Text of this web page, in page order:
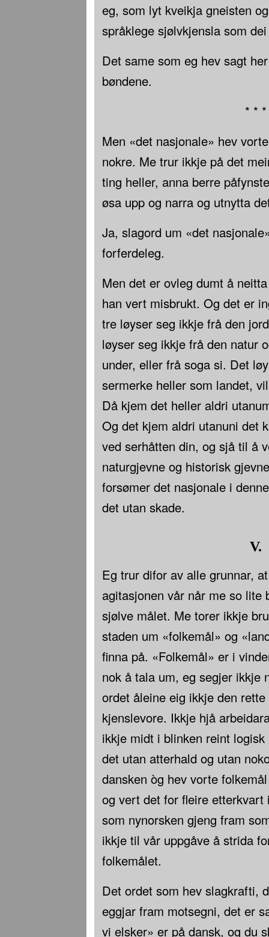
eg, som lyt kveikja gneisten
språklege sjølvkjensla som
Det same som eg hev sagt
bøndene.
* * *
Men «det nasjonale» hev
nokre. Me trur ikkje på det
ting heller, anna berre
øsa upp og narra og utnytta
Ja, slagord um «det
forferdeleg.
Men det er ovleg dumt å
han vert misbrukt. Og det er
tre løyser seg ikkje frå den
løyser seg ikkje frå den natur
under, eller frå soga si. Det
sermerke heller som landet,
Då kjem det heller aldri
Og det kjem aldri utanuni det
ved serhåtten din, og sjå til å
naturgjevne og historisk
forsømer det nasjonale i
det utan skade.
V.
Eg trur difor av alle grunnar,
agitasjonen vår når me so lite
sjølve målet. Me torer ikkje
staden um «folkemål» og
finna på. «Folkemål» er i
nok å tala um, eg segjer ikkje
ordet åleine eig ikkje den
kjenslevore. Ikkje hjå
ikkje midt i blinken reint
det utan atterhald og utan
dansken òg hev vorte
og vert det for fleire etterkvart
som nynorsken gjeng fram
ikkje til vår uppgåve å strida
folkemålet.
Det ordet som hev slagkrafti,
eggjar fram motsegni, det er
vi elsker» er på dansk, og du